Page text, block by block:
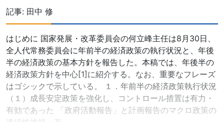
記事: 田中 修
はじめに 国家発展・改革委員会の何立峰主任は8月30日、
全人代常務委員会に年前半の経済政策の執行状況と、年後
半の経済政策の基本方針を報告した。本稿では、年後半の
経済政策方針を中心[1]に紹介する。なお、重要なフレーズ
はゴシックで示している。 １．年前半の経済政策執行状況
（１）成長安定政策を強化し、コントロール措置は有力・
有効であった 「政府活動報告」と計画報告のマクロ政策の